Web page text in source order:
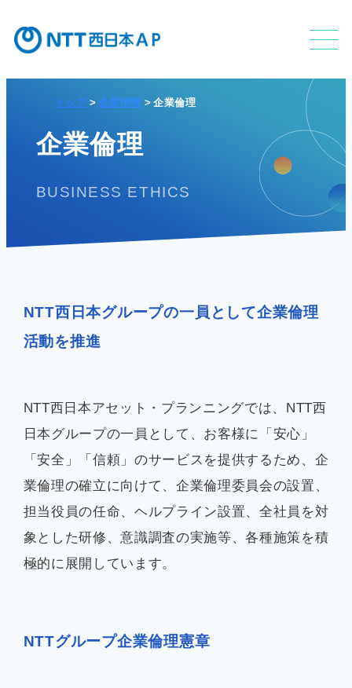
お知らせ
会社案内PDF
APの特長
企業倫理
BUSINESS ETHICS
トップ 企業情報 企業倫理
NTT西日本グループの一員として企業倫理
活動を推進
NTT西日本アセット・プランニングでは、NTT西
日本グループの一員として、お客様に「安心」
「安全」「信頼」のサービスを提供するため、企
業倫理の確立に向けて、企業倫理委員会の設置、
担当役員の任命、ヘルプライン設置、全社員を対
象とした研修、意識調査の実施等、各種施策を積
極的に展開しています。
NTTグループ企業倫理憲章